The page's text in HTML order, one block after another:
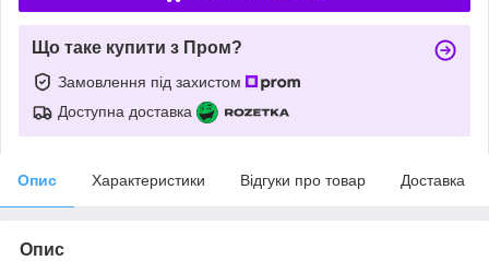
Що таке купити з Пром?
Замовлення під захистом
Доступна доставка
Опис Характеристики Відгуки про товар Доставка
Опис